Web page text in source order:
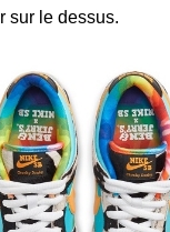
sur le dessus.